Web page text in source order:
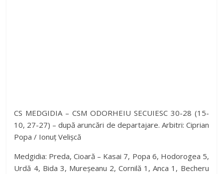
CS MEDGIDIA – CSM ODORHEIU SECUIESC 30-28 (15-
10, 27-27) – după aruncări de departajare. Arbitri: Ciprian
Popa / Ionuț Velișcă
Medgidia: Preda, Cioară – Kasai 7, Popa 6, Hodorogea 5,
Urdă 4, Bida 3, Mureșeanu 2, Cornilă 1, Anca 1, Becheru